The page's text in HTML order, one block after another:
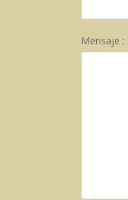
Mensaje :